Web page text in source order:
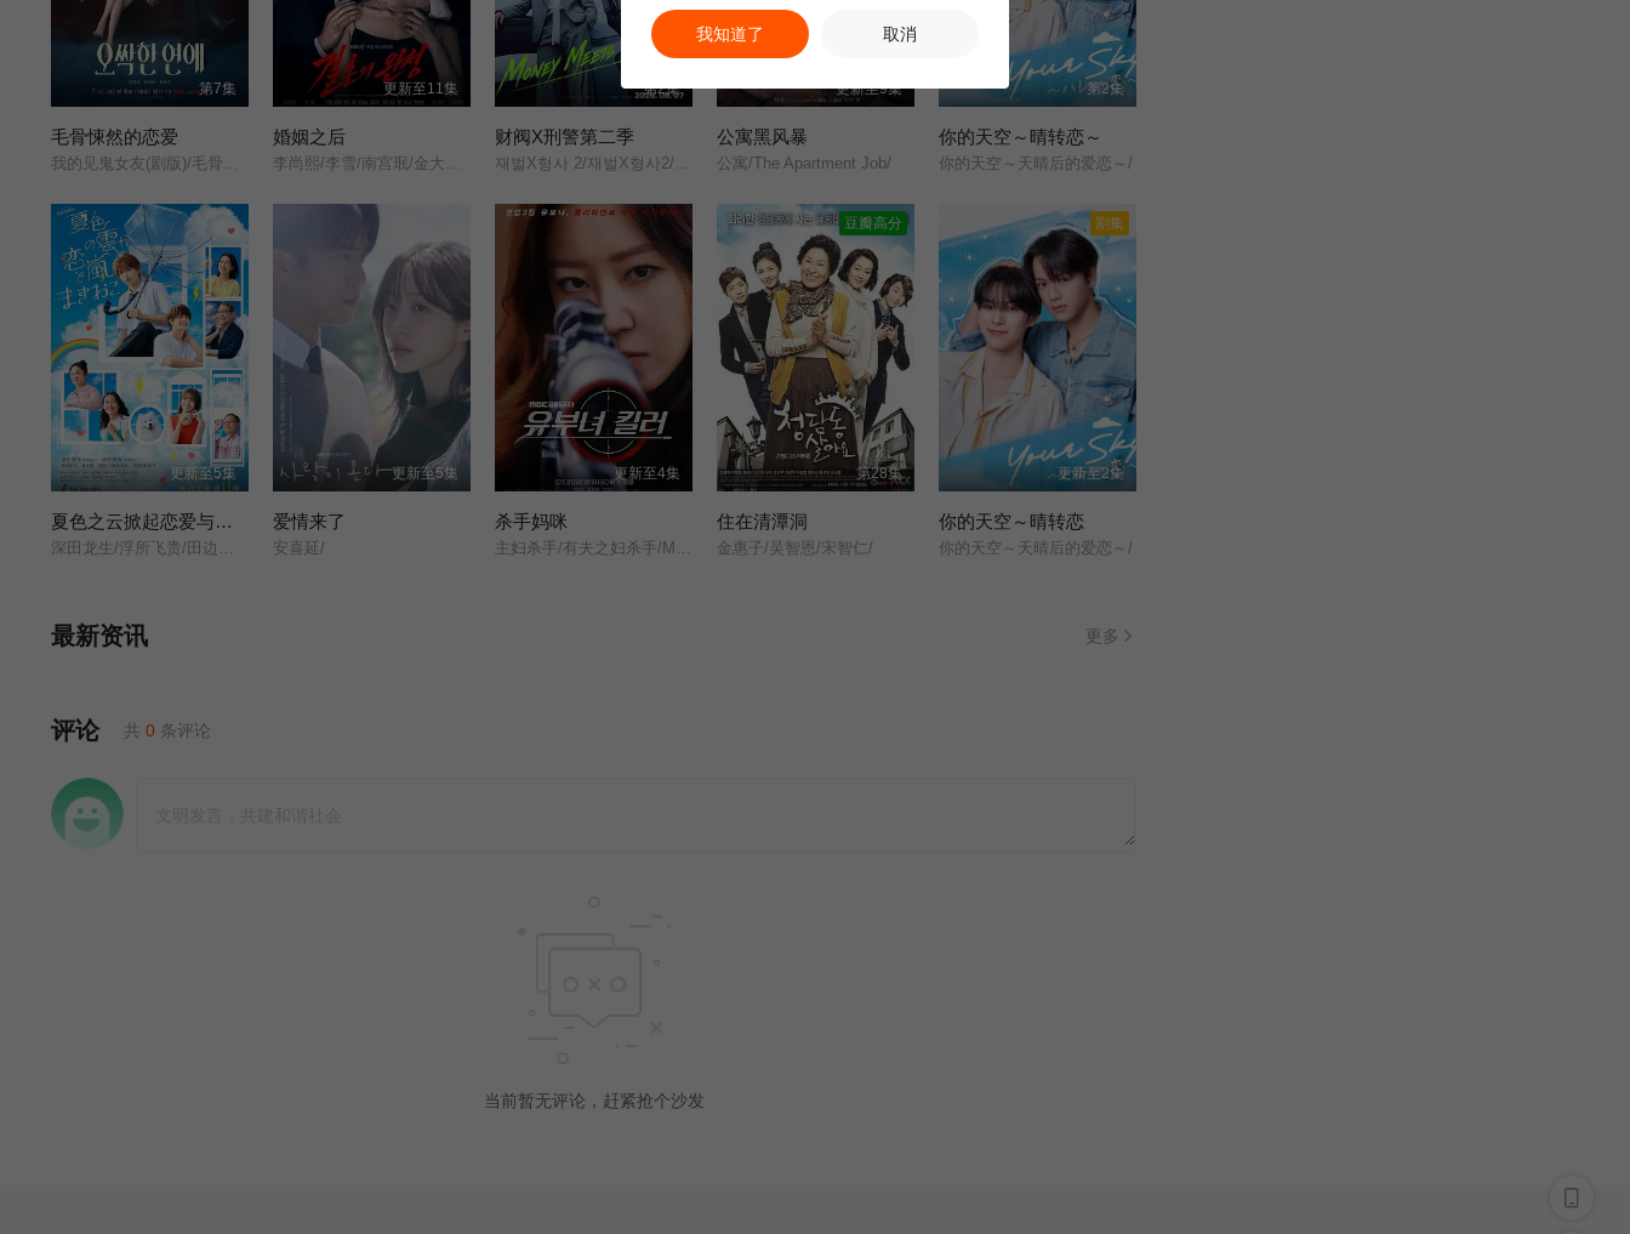
第7集
毛骨悚然的恋爱
我的见鬼女友(剧版)/毛骨悚然的恋爱(剧版)/오싹한 연애: 나를 찾아줘/Chilling Romance: Find Me/Chilling Romance/Spellbound/Spooky in Love/
更新至11集
婚姻之后
李尚熙/李雪/南宫珉/金大明/朴炳垠/
第2集
财阀X刑警第二季
재벌X형사 2/재벌X형사2/财阀X刑警/2/财阀X刑警2/Flex x Cop2/纨绔子弟(韩国版)/
更新至9集
公寓黑风暴
公寓/The Apartment Job/
第2集
你的天空～晴转恋～
你的天空～天晴后的爱恋～/
更新至5集
夏色之云掀起恋爱与风暴
更新至5集
爱情来了
安喜延/
更新至4集
杀手妈咪
豆瓣高分
第28集
住在清潭洞
金惠子/吴智恩/宋智仁/
剧集
更新至2集
你的天空～晴转恋
你的天空～天晴后的爱恋～/
最新资讯 更多
评论 共 0 条评论
当前暂无评论，赶紧抢个沙发
我知道了 取消